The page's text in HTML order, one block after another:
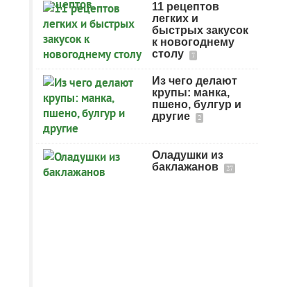
11 рецептов
легких и
быстрых закусок
к новогоднему
столу
7
Из чего делают
крупы: манка,
пшено, булгур и
другие
2
Оладушки из
баклажанов
27